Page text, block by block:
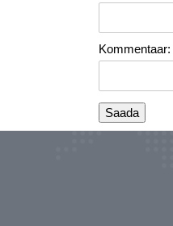
Kommentaar: